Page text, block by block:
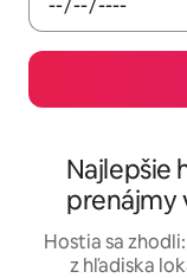
Najlepšie
prenájmy
Hostia sa
z hľadiska